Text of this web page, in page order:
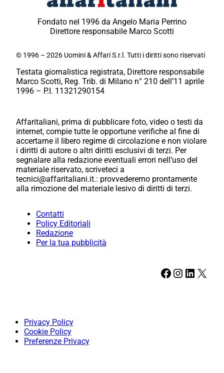
Fondato nel 1996 da Angelo Maria Perrino
Direttore responsabile Marco Scotti
© 1996 – 2026 Uomini & Affari S.r.l. Tutti i diritti sono riservati
Testata giornalistica registrata, Direttore responsabile
Marco Scotti, Reg. Trib. di Milano n° 210 dell’11 aprile
1996 – P.I. 11321290154
Affaritaliani, prima di pubblicare foto, video o testi da
internet, compie tutte le opportune verifiche al fine di
accertarne il libero regime di circolazione e non violare
i diritti di autore o altri diritti esclusivi di terzi. Per
segnalare alla redazione eventuali errori nell’uso del
materiale riservato, scriveteci a
tecnici@affaritaliani.it.: provvederemo prontamente
alla rimozione del materiale lesivo di diritti di terzi.
Contatti
Policy Editoriali
Redazione
Per la tua pubblicità
Facebook Instagram LinkedIn X
Privacy Policy
Cookie Policy
Preferenze Privacy